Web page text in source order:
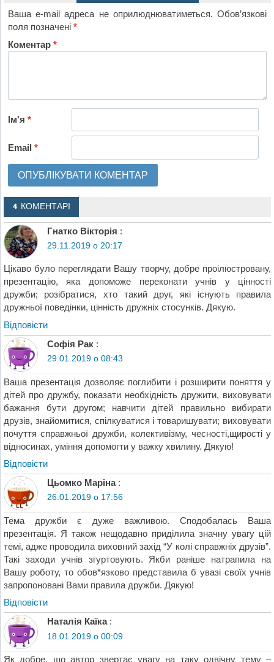
Ваша e-mail адреса не оприлюднюватиметься. Обов’язкові
поля позначені*
Коментар*
Ім'я*
Email*
4 КОМЕНТАРІ
Гнатко Вікторія :
29.11.2019 о 20:17
Цікаво було переглядати Вашу творчу, добре проілюстровану,
презентацію, яка допоможе переконати учнів у цінності
дружби; розібратися, хто такий друг, які існують правила
дружньої поведінки, цінність дружніх стосунків. Дякую.
Відповіcти
Софія Рак :
29.01.2019 о 08:43
Ваша презентація дозволяє поглибити і розширити поняття у
дітей про дружбу, показати необхідність дружити, виховувати
бажання бути другом; навчити дітей правильно вибирати
друзів, знайомитися, спілкуватися і товаришувати; виховувати
почуття справжньої дружби, колективізму, чесності,щирості у
відносинах, уміння допомогти у важку хвилину. Дякую!
Відповіcти
Цьомко Маріна :
26.01.2019 о 17:56
Тема дружби є дуже важливою. Сподобалась Ваша
презентація. Я також нещодавно приділила значну увагу цій
темі, адже проводила виховний захід “У колі справжніх друзів”.
Такі заходи учнів згуртовують. Якби раніше натрапила на
Вашу роботу, то обов*язково представила б увазі своїх учнів
запропоновані Вами правила дружби. Дякую!
Відповіcти
Наталія Каїка :
18.01.2019 о 00:09
Як добре, що автор звертає увагу на таку одвічну тему –